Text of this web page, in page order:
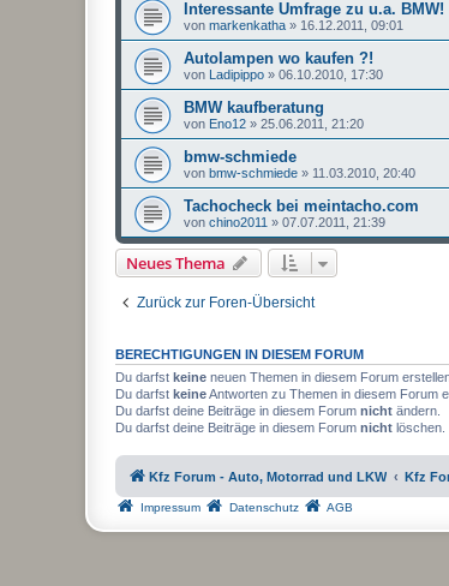
Interessante Umfrage zu u.a. BMW!
von markenkatha » 16.12.2011, 09:01
Autolampen wo kaufen ?!
von Ladipippo » 06.10.2010, 17:30
BMW kaufberatung
von Eno12 » 25.06.2011, 21:20
bmw-schmiede
von bmw-schmiede » 11.03.2010, 20:40
Tachocheck bei meintacho.com
von chino2011 » 07.07.2011, 21:39
Neues Thema
Zurück zur Foren-Übersicht
BERECHTIGUNGEN IN DIESEM FORUM
Du darfst keine neuen Themen in diesem Forum
Du darfst keineAntworten zu Themen in diesem Forum
Du darfst deine Beiträge in diesem Forum nicht ändern.
Du darfst deine Beiträge in diesem Forum nicht löschen.
Kfz Forum - Auto, Motorrad und LKW Kfz
Impressum Datenschutz AGB